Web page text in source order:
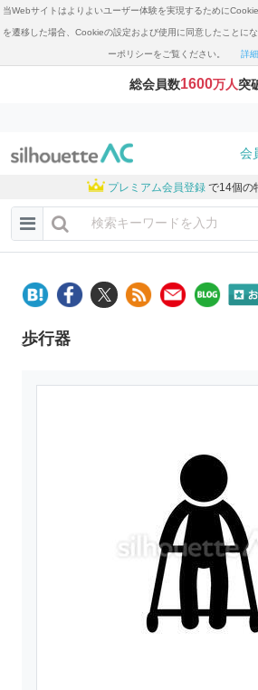
当Webサイトはよりよいユーザー体験を実現するために
を遷移した場合、Cookieの設定および使用に同意したことに
ーポリシーをご覧ください。 詳細
総会員数1600万人突
会
プレミアム会員登録 で14個の
歩行器